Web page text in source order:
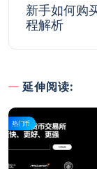
新手如何购
程解析
延伸阅读:
热门币